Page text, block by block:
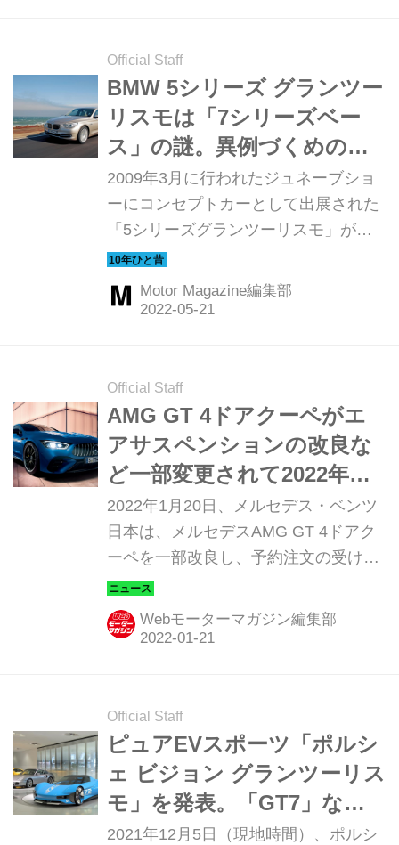
Motor Magazine 2010年3月号より）
Official Staff
BMW 5シリーズ グランツー
リスモは「7シリーズベー
ス」の謎。異例づくめの、
背の高い4ドアクーぺ【10年
ひと昔の新車】
2009年3月に行われたジュネーブショ
ーにコンセプトカーとして出展された
「5シリーズグランツーリスモ」が、
同年9月、ドイツで正式デビューを果
たした。まったく新しいスタイルの5
ドアモデルで、投入された最新テクノ
れた国際試乗会の模様を振り返ってみ
よう。（以下の試乗記は、Motor
Magazine 2009年11月号より）
Motor Magazine編集部
Official Staff
AMG GT 4ドアクーペがエ
アサスペンションの改良な
ど一部変更されて2022年モ
デルに
2022年1月20日、メルセデス・ベンツ
日本は、メルセデスAMG GT 4ドアク
ーペを一部改良し、予約注文の受け付
けを開始すると発表した。デリバリー
は2022年2月ごろを予定している。
Webモーターマガジン編集部
Official Staff
ピュアEVスポーツ「ポルシ
ェ ビジョン グランツーリス
モ」を発表。「GT7」なら
その超絶パフォーマンスが
2021年12月5日（現地時間）、ポルシ